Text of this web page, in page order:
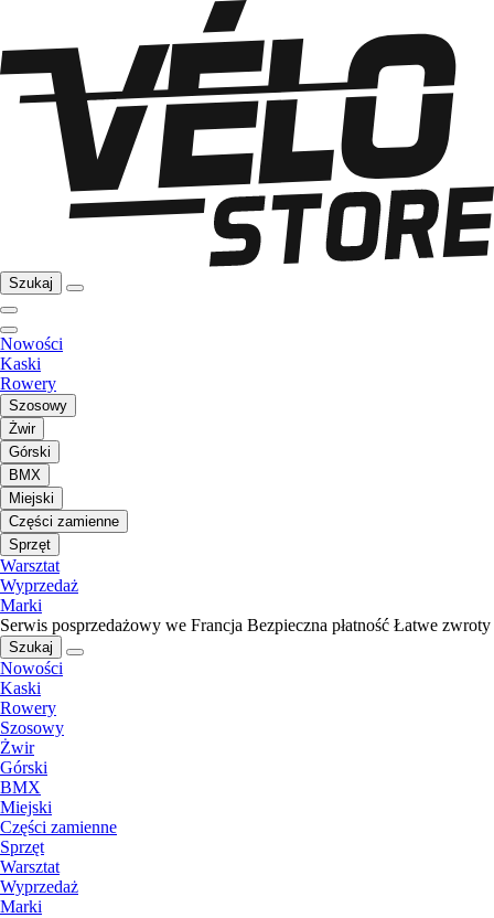
Szukaj
Nowości
Kaski
Rowery
Szosowy
Żwir
Górski
BMX
Miejski
Części zamienne
Sprzęt
Warsztat
Wyprzedaż
Marki
Serwis posprzedażowy we Francja Bezpieczna płatność Łatwe zwroty
Szukaj
Nowości
Kaski
Rowery
Szosowy
Żwir
Górski
BMX
Miejski
Części zamienne
Sprzęt
Warsztat
Wyprzedaż
Marki